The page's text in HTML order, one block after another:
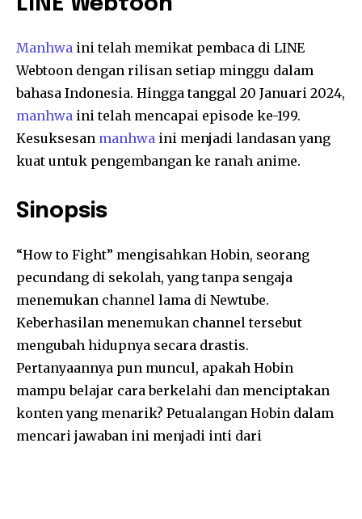
Manhwa ini telah memikat pembaca di LINE
Webtoon dengan rilisan setiap minggu dalam
bahasa Indonesia. Hingga tanggal 20 Januari 2024,
manhwa ini telah mencapai episode ke-199.
Kesuksesan manhwa ini menjadi landasan yang
kuat untuk pengembangan ke ranah anime.
Sinopsis
“How to Fight” mengisahkan Hobin, seorang
pecundang di sekolah, yang tanpa sengaja
menemukan channel lama di Newtube.
Keberhasilan menemukan channel tersebut
mengubah hidupnya secara drastis.
Pertanyaannya pun muncul, apakah Hobin
mampu belajar cara berkelahi dan menciptakan
konten yang menarik? Petualangan Hobin dalam
mencari jawaban ini menjadi inti dari